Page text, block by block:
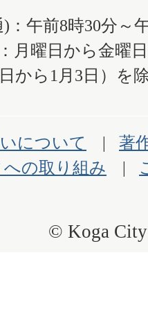
：午前8時30分～
月曜日から金曜
から1月3日）を
について
著
の取り組み
© Koga City